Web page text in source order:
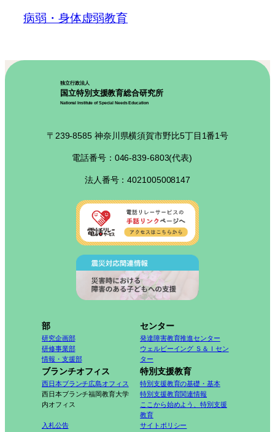
病弱・身体虚弱教育
独立行政法人
国立特別支援教育総合研究所
National Institute of Special Needs Education
〒239-8585 神奈川県横須賀市野比5丁目1番1号
電話番号：046-839-6803(代表)
法人番号：4021005008147
部
研究企画部
研修事業部
情報・支援部
センター
発達障害教育推進センター
ウェルビーイング Ｓ＆Ｉセン
ター
ブランチオフィス
西日本ブランチ広島オフィス
西日本ブランチ福岡教育大学
内オフィス
特別支援教育
特別支援教育の基礎・基本
特別支援教育関連情報
ここから始めよう、特別支援
教育
入札公告
サイトポリシー